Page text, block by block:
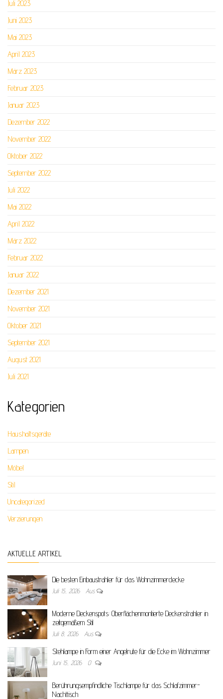
Juli 2023
Juni 2023
Mai 2023
April 2023
März 2023
Februar 2023
Januar 2023
Dezember 2022
November 2022
Oktober 2022
September 2022
Juli 2022
Mai 2022
April 2022
März 2022
Februar 2022
Januar 2022
Dezember 2021
November 2021
Oktober 2021
September 2021
August 2021
Juli 2021
Kategorien
Haushaltsgeräte
Lampen
Möbel
Stil
Uncategorized
Verzierungen
AKTUELLE ARTIKEL
Die besten Einbaustrahler für das Wohnzimmerdecke
Juli 15, 2026 Aus
Moderne Deckenspots: Oberflächenmontierte Deckenstrahler in
zeitgemäßem Stil
Juli 8, 2026 Aus
Stehlampe in Form einer Angelrute für die Ecke im Wohnzimmer
Juni 15, 2026 0
Berührungsempfindliche Tischlampe für das Schlafzimmer-
Nachttisch